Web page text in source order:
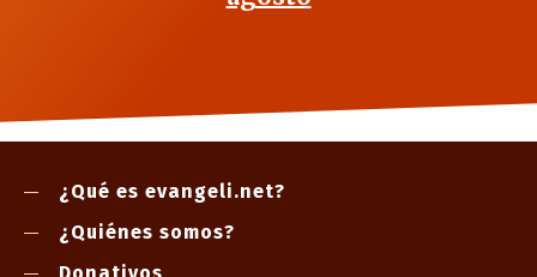
¿Qué es evangeli.net?
¿Quiénes somos?